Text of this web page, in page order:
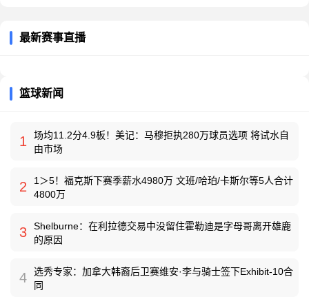
最新赛事直播
篮球新闻
1
场均11.2分4.9板！美记：马穆拒执280万球员选项 将试水自
由市场
2
1＞5！福克斯下赛季薪水4980万 文班/哈珀/卡斯尔等5人合计
4800万
3
Shelburne：在利拉德交易中没留住霍勒迪是字母哥离开雄鹿
的原因
4
选秀专家：加拿大韩裔后卫赛维安·李与骑士签下Exhibit-10合
同